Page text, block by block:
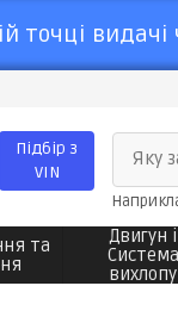
точці
Підбір з
VIN
Яку
та
Двигун і
Система
вихлопу